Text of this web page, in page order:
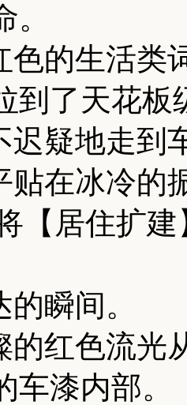
色的生活类
到了天花板
迟疑地走到
贴在冰冷的
【居住扩
瞬间。
的红色流光
车漆内部。